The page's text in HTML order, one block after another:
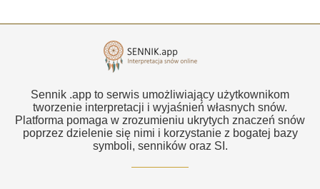
Sennik .app to serwis umożliwiający użytkownikom
tworzenie interpretacji i wyjaśnień własnych snów.
Platforma pomaga w zrozumieniu ukrytych znaczeń snów
poprzez dzielenie się nimi i korzystanie z bogatej bazy
symboli, senników oraz SI.